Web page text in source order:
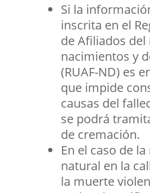
Si la
inscrita en el
de Afiliados
nacimientos y
(RUAF-ND) es
que impide
causas del
se podrá
de cremación.
En el caso de
natural en la
la muerte